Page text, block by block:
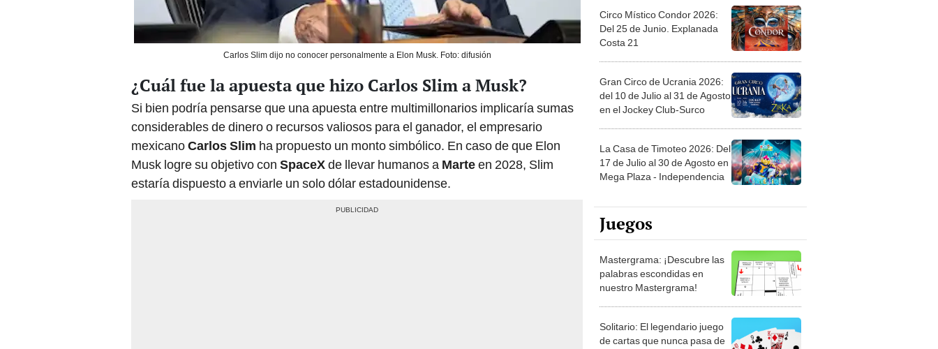
Carlos Slim dijo no conocer personalmente a Elon Musk. Foto: difusión
¿Cuál fue la apuesta que hizo Carlos Slim a Musk?
Si bien podría pensarse que una apuesta entre multimillonarios implicaría sumas
considerables de dinero o recursos valiosos para el ganador, el empresario
mexicanoCarlos Slim ha propuesto un monto simbólico. En caso de que Elon
Musk logre su objetivo con SpaceXde llevar humanos a Marteen 2028, Slim
estaría dispuesto a enviarle un solo dólar estadounidense.
Circo Místico Condor 2026:
Del 25 de Junio. Explanada
Costa 21
Gran Circo de Ucrania 2026:
del 10 de Julio al 31 de Agosto
en el Jockey Club-Surco
La Casa de Timoteo 2026: Del
17 de Julio al 30 de Agosto en
Mega Plaza - Independencia
Juegos
Mastergrama: ¡Descubre las
palabras escondidas en
nuestro Mastergrama!
Solitario: El legendario juego
de cartas que nunca pasa de